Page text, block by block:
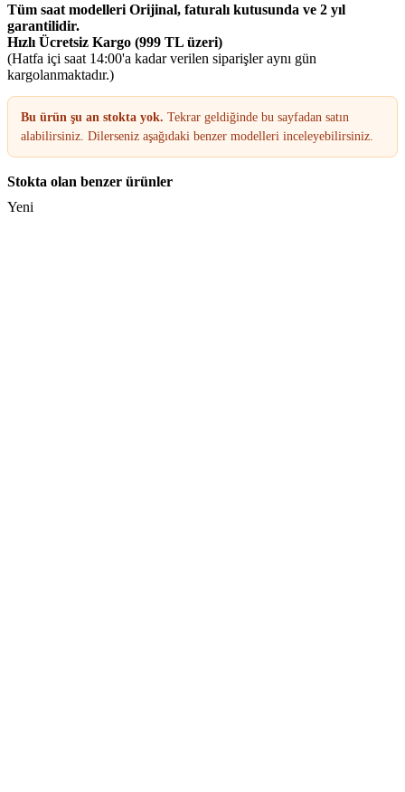
Tüm saat modelleri Orijinal, faturalı kutusunda ve 2 yıl
garantilidir.
Hızlı Ücretsiz Kargo (999 TL üzeri)
(Hatfa içi saat 14:00'a kadar verilen siparişler aynı gün
kargolanmaktadır.)
Bu ürün şu an stokta yok. Tekrar geldiğinde bu sayfadan satın
alabilirsiniz. Dilerseniz aşağıdaki benzer modelleri inceleyebilirsiniz.
Stokta olan benzer ürünler
Yeni